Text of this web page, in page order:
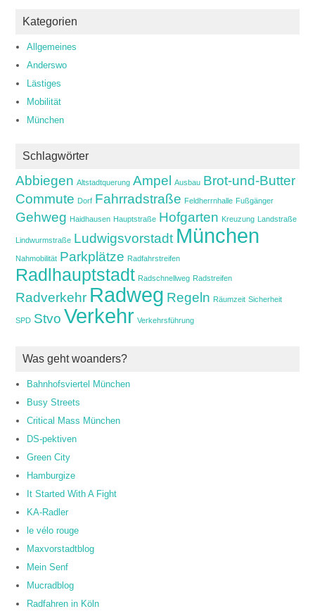
Kategorien
Allgemeines
Anderswo
Lästiges
Mobilität
München
Schlagwörter
Abbiegen Altstadtquerung Ampel Ausbau Brot-und-Butter
Commute Dorf Fahrradstraße Feldherrnhalle Fußgänger
Gehweg Haidhausen Hauptstraße Hofgarten Kreuzung Landstraße
Lindwurmstraße Ludwigsvorstadt München
Nahmobilität Parkplätze Radfahrstreifen
Radlhauptstadt Radschnellweg Radstreifen
Radverkehr Radweg Regeln Räumzeit Sicherheit
SPD Stvo Verkehr Verkehrsführung
Was geht woanders?
Bahnhofsviertel München
Busy Streets
Critical Mass München
DS-pektiven
Green City
Hamburgize
It Started With A Fight
KA-Radler
le vélo rouge
Maxvorstadtblog
Mein Senf
Mucradblog
Radfahren in Köln